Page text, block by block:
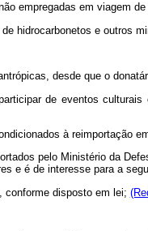
empregadas em viagem
hidrocarbonetos e outros
desde que o
de eventos
à reimportação
pelo Ministério da
e é de interesse para a
conforme disposto em lei;